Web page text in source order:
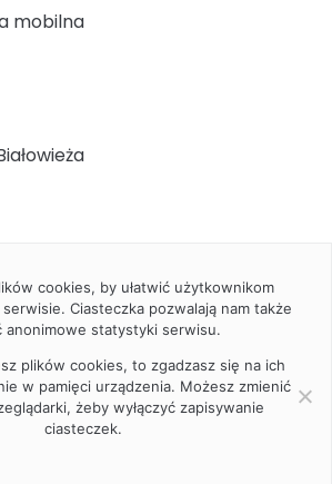
mobilna
cookies, by ułatwić użytkownikom
Ciasteczka pozwalają nam także
anonimowe statystyki serwisu.
plików cookies, to zgadzasz się na ich
w pamięci urządzenia. Możesz zmienić
żeby wyłączyć zapisywanie
ciasteczek.